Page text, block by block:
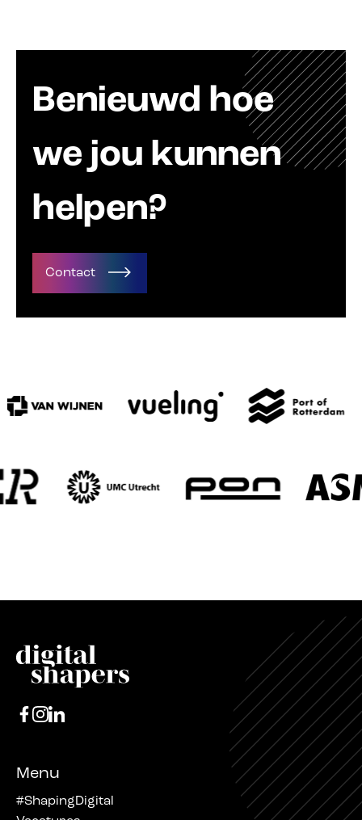
Benieuwd hoe
we jou kunnen
helpen?
Contact
Menu
#ShapingDigital